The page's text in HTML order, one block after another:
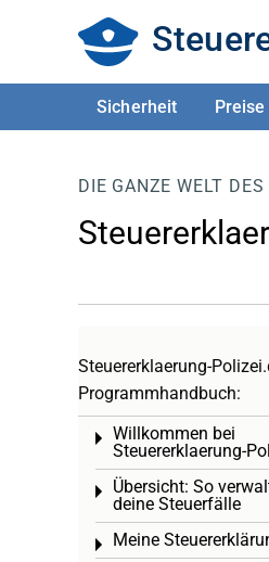
Sicherheit Preise
DIE GANZE WELT
Steuererklaerung-
Programmhandbuch:
Willkommen bei
Steuererklaerung-
Toggle menu
Übersicht: So
deine Steuerfälle
Toggle menu
Meine
Toggle menu